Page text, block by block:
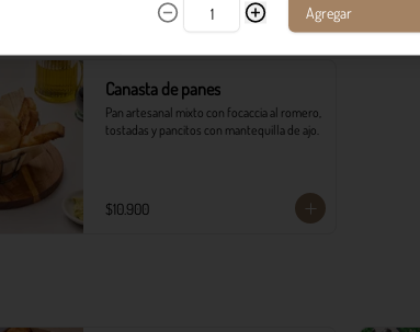
Canasta de panes
Pan artesanal mixto con focaccia al romero,
tostadas y pancitos con mantequilla de ajo.
$10.900
Agregar